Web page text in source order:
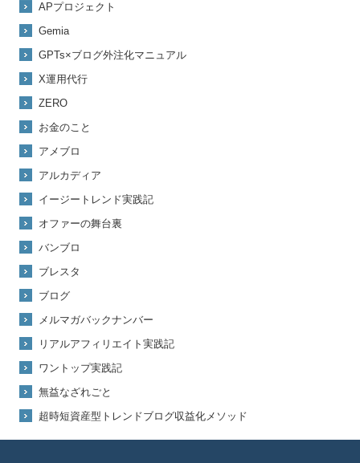
APプロジェクト
Gemia
GPTs×ブログ外注化マニュアル
X運用代行
ZERO
お金のこと
アメブロ
アルカディア
イージートレンド実践記
オファーの舞台裏
バンブロ
ブレスタ
ブログ
メルマガバックナンバー
リアルアフィリエイト実践記
ワントップ実践記
無益なざれごと
超時短資産型トレンドブログ収益化メソッド